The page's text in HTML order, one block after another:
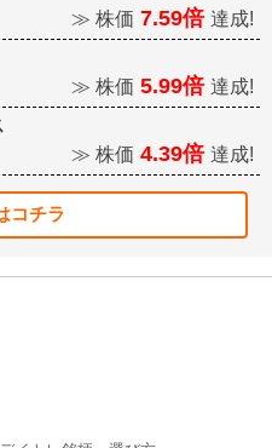
≫ 株価 7.59倍 達成!
≫ 株価 5.99倍 達成!
≫ 株価 4.39倍 達成!
コチラ